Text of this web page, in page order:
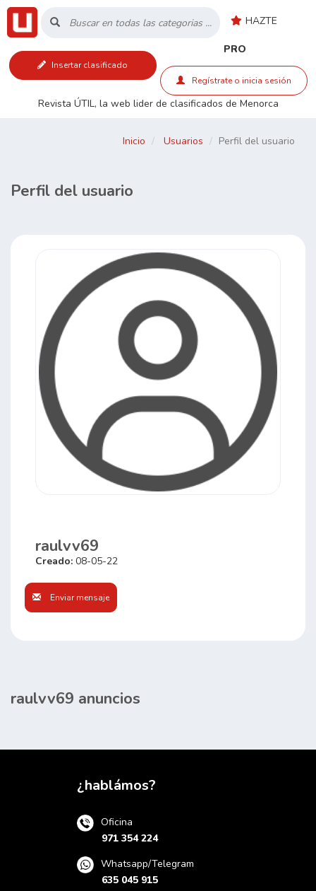
HAZTE
PRO
Insertar clasificado
Regístrate o inicia sesión
Revista ÚTIL, la web lider de clasificados de Menorca
Inicio
RSS
Inicio Usuarios Perfil del usuario
Perfil del usuario
raulvv69
Creado: 08-05-22
Enviar mensaje
raulvv69 anuncios
¿hablámos?
Oficina
971 354 224
Whatsapp/Telegram
635 045 915